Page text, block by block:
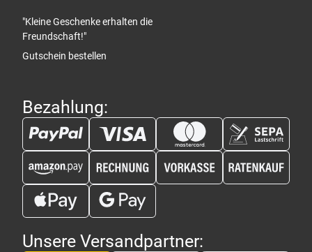
"Kleine Geschenke erhalten die
Freundschaft!"
Gutschein bestellen
Bezahlung:
Unsere Versandpartner: